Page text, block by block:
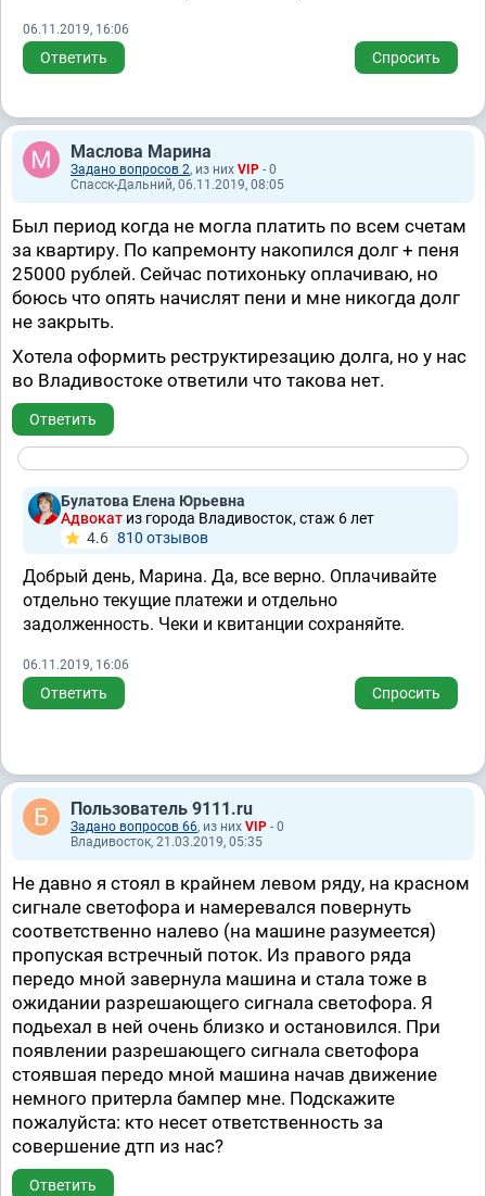
06.11.2019, 16:06
Ответить Спросить
Маслова Марина
Задано вопросов 2, из них VIP - 0
Спасск-Дальний, 06.11.2019, 08:05
Был период когда не могла платить по всем счетам
за квартиру. По капремонту накопился долг + пеня
25000 рублей. Сейчас потихоньку оплачиваю, но
боюсь что опять начислят пени и мне никогда долг
не закрыть.
Хотела оформить реструктирезацию долга, но у нас
во Владивостоке ответили что такова нет.
Ответить
Булатова Елена Юрьевна
Адвокат из города Владивосток, стаж 6 лет
4.6 810 отзывов
Добрый день, Марина. Да, все верно. Оплачивайте
отдельно текущие платежи и отдельно
задолженность. Чеки и квитанции сохраняйте.
06.11.2019, 16:06
Ответить Спросить
Пользователь 9111.ru
Задано вопросов 66, из них VIP - 0
Владивосток, 21.03.2019, 05:35
Не давно я стоял в крайнем левом ряду, на красном
сигнале светофора и намеревался повернуть
соответственно налево (на машине разумеется)
пропуская встречный поток. Из правого ряда
передо мной завернула машина и стала тоже в
ожидании разрешающего сигнала светофора. Я
подьехал в ней очень близко и остановился. При
появлении разрешающего сигнала светофора
стоявшая передо мной машина начав движение
немного притерла бампер мне. Подскажите
пожалуйста: кто несет ответственность за
совершение дтп из нас?
Ответить